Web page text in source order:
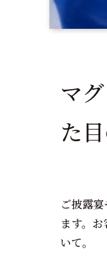
マ
た
ご披露
ます。
いて。